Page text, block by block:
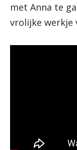
met Anna te
vrolijke werkje